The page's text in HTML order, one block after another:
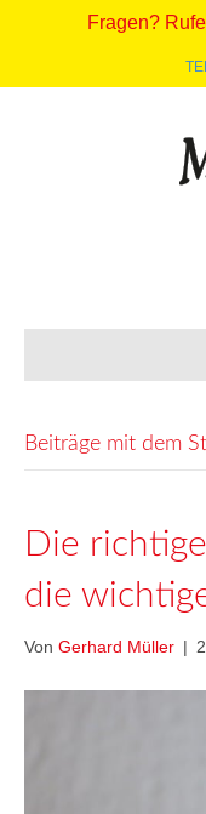
Fragen?
Beiträge mit dem
Die
die
Von Gerhard Müller |